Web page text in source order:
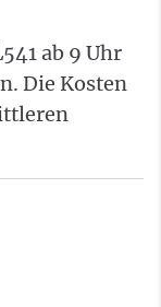
ab 9 Uhr
Die Kosten